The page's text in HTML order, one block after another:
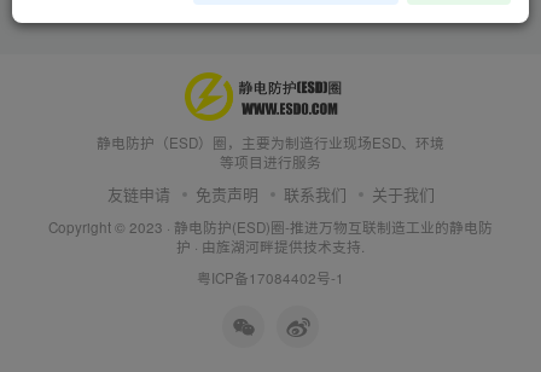
静电防护（ESD）圈，主要为制造行业现场ESD、环境
等项目进行服务
友链申请 免责声明 联系我们 关于我们
Copyright © 2023 · 静电防护(ESD)圈-推进万物互联制造工业的静电防
护 · 由旌湖河畔提供技术支持.
粤ICP备17084402号-1